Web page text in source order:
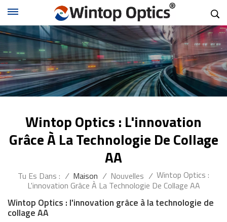
Wintop Optics : L'innovation
Grâce À La Technologie De Collage
AA
Tu Es Dans : / Maison / Nouvelles / Wintop Optics :
L'innovation Grâce À La Technologie De Collage AA
Wintop Optics : l'innovation grâce à la technologie de
collage AA